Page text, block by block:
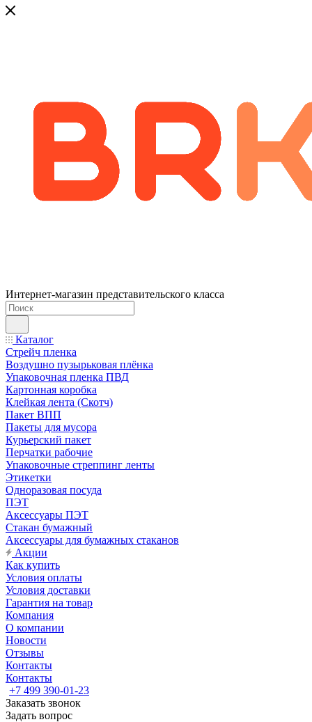
Интернет-магазин представительского класса
Каталог
Стрейч пленка
Воздушно пузырьковая плёнка
Упаковочная пленка ПВД
Картонная коробка
Клейкая лента (Скотч)
Пакет ВПП
Пакеты для мусора
Курьерский пакет
Перчатки рабочие
Упаковочные стреппинг ленты
Этикетки
Одноразовая посуда
ПЭТ
Аксессуары ПЭТ
Стакан бумажный
Аксессуары для бумажных стаканов
Акции
Как купить
Условия оплаты
Условия доставки
Гарантия на товар
Компания
О компании
Новости
Отзывы
Контакты
Контакты
+7 499 390-01-23
Заказать звонок
Задать вопрос